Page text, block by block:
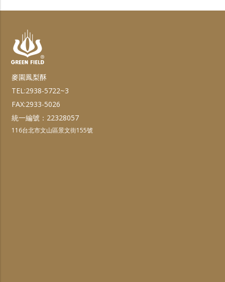
麥園鳳梨酥
TEL:2938-5722~3
FAX:2933-5026
統一編號：22328057
116台北市文山區景文街155號